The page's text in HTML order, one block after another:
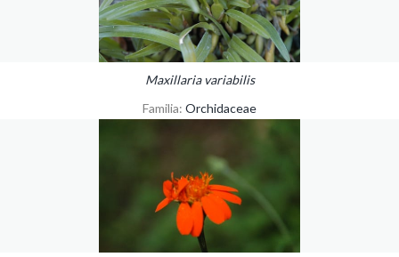
Maxillaria variabilis
Familia: Orchidaceae